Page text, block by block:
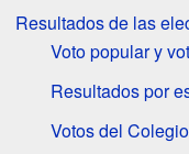
Resultados de las
Voto popular y
Resultados por
Votos del